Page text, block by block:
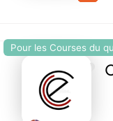
Pour les Courses du